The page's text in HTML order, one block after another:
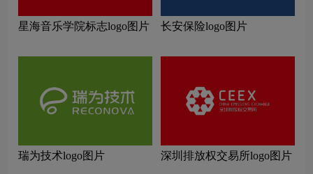
星海音乐学院标志logo图片 长安保险logo图片
瑞为技术logo图片 深圳排放权交易所logo图片